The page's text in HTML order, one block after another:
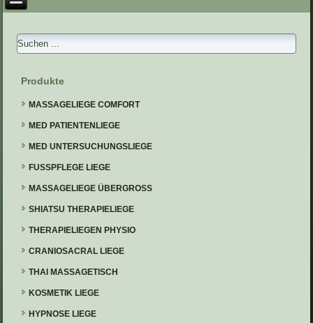
Produkte
MASSAGELIEGE COMFORT
MED PATIENTENLIEGE
MED UNTERSUCHUNGSLIEGE
FUSSPFLEGE LIEGE
MASSAGELIEGE ÜBERGROSS
SHIATSU THERAPIELIEGE
THERAPIELIEGEN PHYSIO
CRANIOSACRAL LIEGE
THAI MASSAGETISCH
KOSMETIK LIEGE
HYPNOSE LIEGE